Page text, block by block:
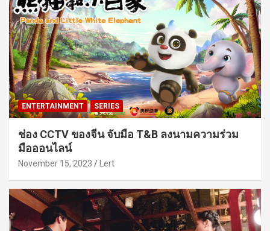
ENTERTAINMENT SERIES
ช่อง CCTV ของจีน จับมือ T&B ลงนามความร่วม
มือออนไลน์
November 15, 2023 Lert